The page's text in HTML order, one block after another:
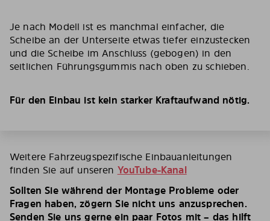
Je nach Modell ist es manchmal einfacher, die
Scheibe an der Unterseite etwas tiefer einzustecken
und die Scheibe im Anschluss (gebogen) in den
seitlichen Führungsgummis nach oben zu schieben.
Für den Einbau ist kein starker Kraftaufwand nötig.
Weitere Fahrzeugspezifische Einbauanleitungen
finden Sie auf unseren YouTube-Kanal
Sollten Sie während der Montage Probleme oder
Fragen haben, zögern Sie nicht uns anzusprechen.
Senden Sie uns gerne ein paar Fotos mit – das hilft